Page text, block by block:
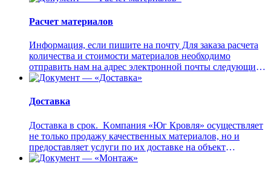
Расчет материалов
Информация, если пишите на почту Для заказа расчета
количества и стоимости материалов необходимо
отправить нам на адрес электронной почты следующие
данные: И...
Доставка
Доставка в срок. Kомпания «Юг Кровля» осуществляет
не только продажу качественных материалов, но и
предоставляет услуги по их доставке на объект
заказчика как ...